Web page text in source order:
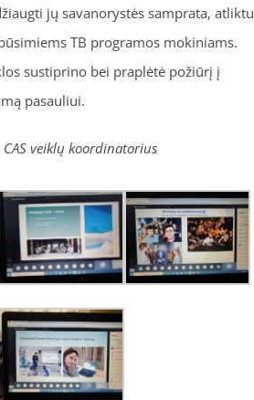
jų savanorystės samprata, atliktu
TB programos mokiniams.
sustiprino bei praplėtė požiūrį į
pasauliui.
veiklų koordinatorius